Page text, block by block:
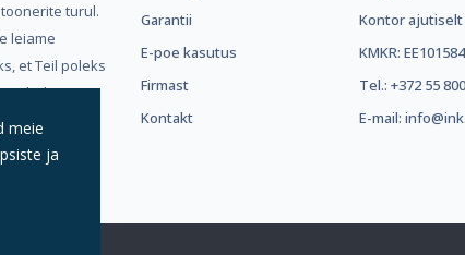
turul.
leiame
et Teil poleks
vahel.
Garantii
E-poe kasutus
Firmast
Kontakt
Kontor
KMKR:
Tel.: +372 55
E-mail:
meie
ja